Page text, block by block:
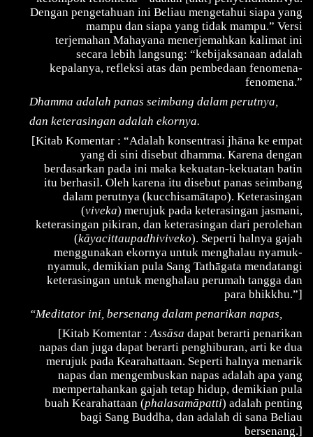
Dengan pengetahuan ini Beliau mengetahui siapa yang
mampu dan siapa yang tidak mampu.” Versi
terjemahan Mahayana menerjemahkan kalimat ini
secara lebih langsung: “kebijaksanaan adalah
kepalanya, refleksi atas dan pembedaan fenomena-
fenomena.”
Dhamma adalah panas seimbang dalam perutnya,
dan keterasingan adalah ekornya.
[Kitab Komentar : “Adalah konsentrasi jhāna ke empat
yang di sini disebut dhamma. Karena dengan
berdasarkan pada ini maka kekuatan-kekuatan batin
itu berhasil. Oleh karena itu disebut panas seimbang
dalam perutnya (kucchisamātapo). Keterasingan
(viveka) merujuk pada keterasingan jasmani,
keterasingan pikiran, dan keterasingan dari perolehan
(kāyacittaupadhiviveko). Seperti halnya gajah
menggunakan ekornya untuk menghalau nyamuk-
nyamuk, demikian pula Sang Tathāgata mendatangi
keterasingan untuk menghalau perumah tangga dan
para bhikkhu.”]
“Meditator ini, bersenang dalam penarikan napas,
[Kitab Komentar :Assāsa dapat berarti penarikan
napas dan juga dapat berarti penghiburan, arti ke dua
merujuk pada Kearahattaan. Seperti halnya menarik
napas dan mengembuskan napas adalah apa yang
mempertahankan gajah tetap hidup, demikian pula
buah Kearahattaan (phalasamāpatti) adalah penting
bagi Sang Buddha, dan adalah di sana Beliau
bersenang.]